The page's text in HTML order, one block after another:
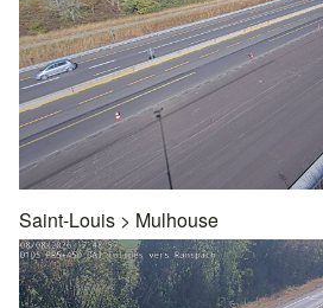
Saint-Louis > Mulhouse